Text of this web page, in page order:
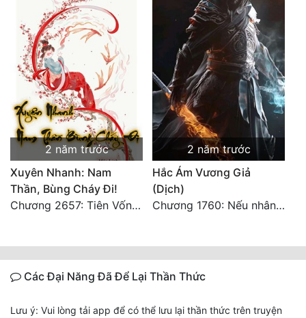
2 năm trước
Xuyên Nhanh: Nam
Thần, Bùng Cháy Đi!
Chương 2657: Tiên Vốn Vô Lương (15). HẾT.
2 năm trước
Hắc Ám Vương Giả
(Dịch)
Chương 1760: Nếu nhân sinh như lần đầu gặp gỡ
Các Đại Năng Đã Để Lại Thần Thức
Lưu ý: Vui lòng tải app để có thể lưu lại thần thức trên truyện